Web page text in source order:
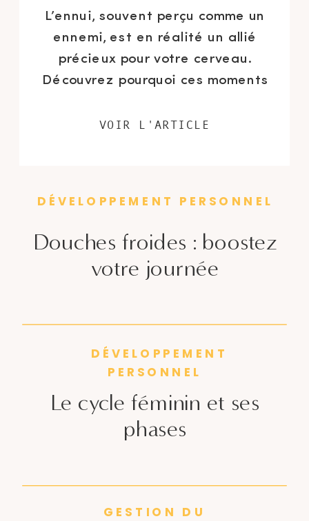
L’ennui, souvent perçu comme un
ennemi, est en réalité un allié
précieux pour votre cerveau.
Découvrez pourquoi ces moments
créativité, améliorer votre
VOIR L'ARTICLE
Douches froides : boostez
votre journée
DÉVELOPPEMENT PERSONNEL
Le cycle féminin et ses
phases
DÉVELOPPEMENT
PERSONNEL
GESTION DU